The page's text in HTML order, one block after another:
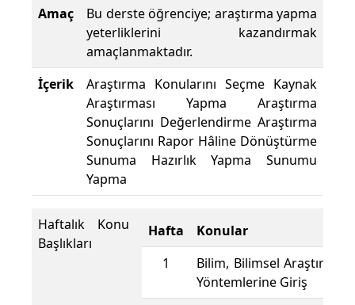
Amaç
Bu derste öğrenciye; araştırma yapma
yeterliklerini kazandırmak
amaçlanmaktadır.
İçerik
Araştırma Konularını Seçme Kaynak
Araştırması Yapma Araştırma
Sonuçlarını Değerlendirme Araştırma
Sonuçlarını Rapor Hâline Dönüştürme
Sunuma Hazırlık Yapma Sunumu
Yapma
Haftalık Konu
Başlıkları
Hafta
Konular
1
Bilim, Bilimsel Araştırma,
Yöntemlerine Giriş